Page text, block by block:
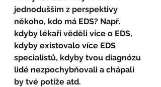
jednodušším z perspektivy
někoho, kdo má EDS? Např.
kdyby lékaři věděli více o EDS,
kdyby existovalo více EDS
specialistů, kdyby tvou diagnózu
lidé nezpochybňovali a chápali
by tvé potíže atd.